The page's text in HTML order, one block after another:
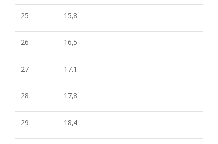
25 15,8
26 16,5
27 17,1
28 17,8
29 18,4